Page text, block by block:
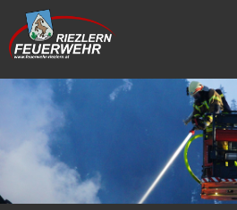
direkt zur Navigation
direkt zum Inhalt